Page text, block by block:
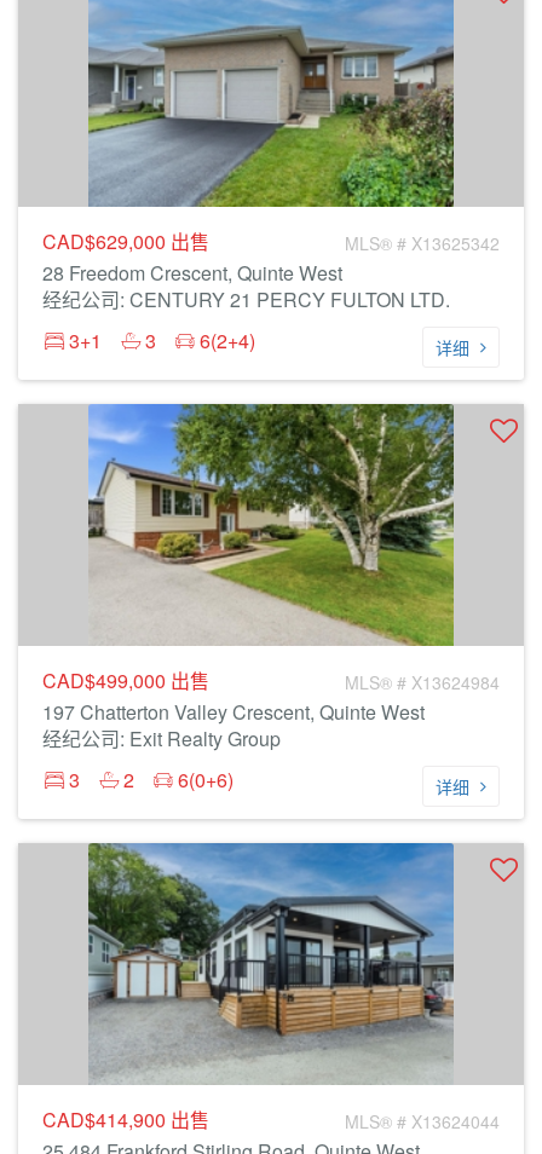
CAD$629,000 出售 MLS® # X13625342
28 Freedom Crescent, Quinte West
经纪公司: CENTURY 21 PERCY FULTON LTD.
3+1
3 6(2+4) 详细
CAD$499,000 出售 MLS® # X13624984
197 Chatterton Valley Crescent, Quinte West
经纪公司: Exit Realty Group
3
2 6(0+6) 详细
CAD$414,900 出售 MLS® # X13624044